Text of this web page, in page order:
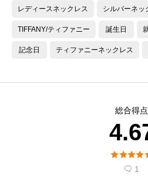
レディースネックレス シルバーネッ
TIFFANY/ティファニー 誕生日
記念日 ティファニーネックレス
総合得点

 1